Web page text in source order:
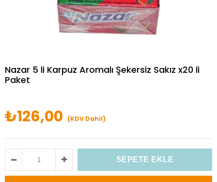
Nazar 5 li Karpuz Aromalı Şekersiz Sakız x20 li
Paket
₺126,00 (KDV Dahil)